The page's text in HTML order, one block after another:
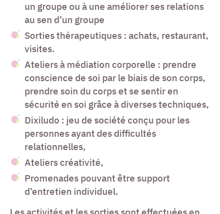
un groupe ou à une améliorer ses relations
au sen d’un groupe
Sorties thérapeutiques : achats, restaurant,
visites.
Ateliers à médiation corporelle : prendre
conscience de soi par le biais de son corps,
prendre soin du corps et se sentir en
sécurité en soi grâce à diverses techniques,
Dixiludo : jeu de société conçu pour les
personnes ayant des difficultés
relationnelles,
Ateliers créativité,
Promenades pouvant être support
d’entretien individuel.